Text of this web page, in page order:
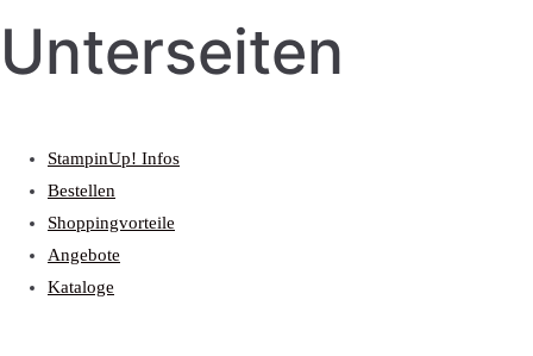
Unterseiten
StampinUp! Infos
Bestellen
Shoppingvorteile
Angebote
Kataloge